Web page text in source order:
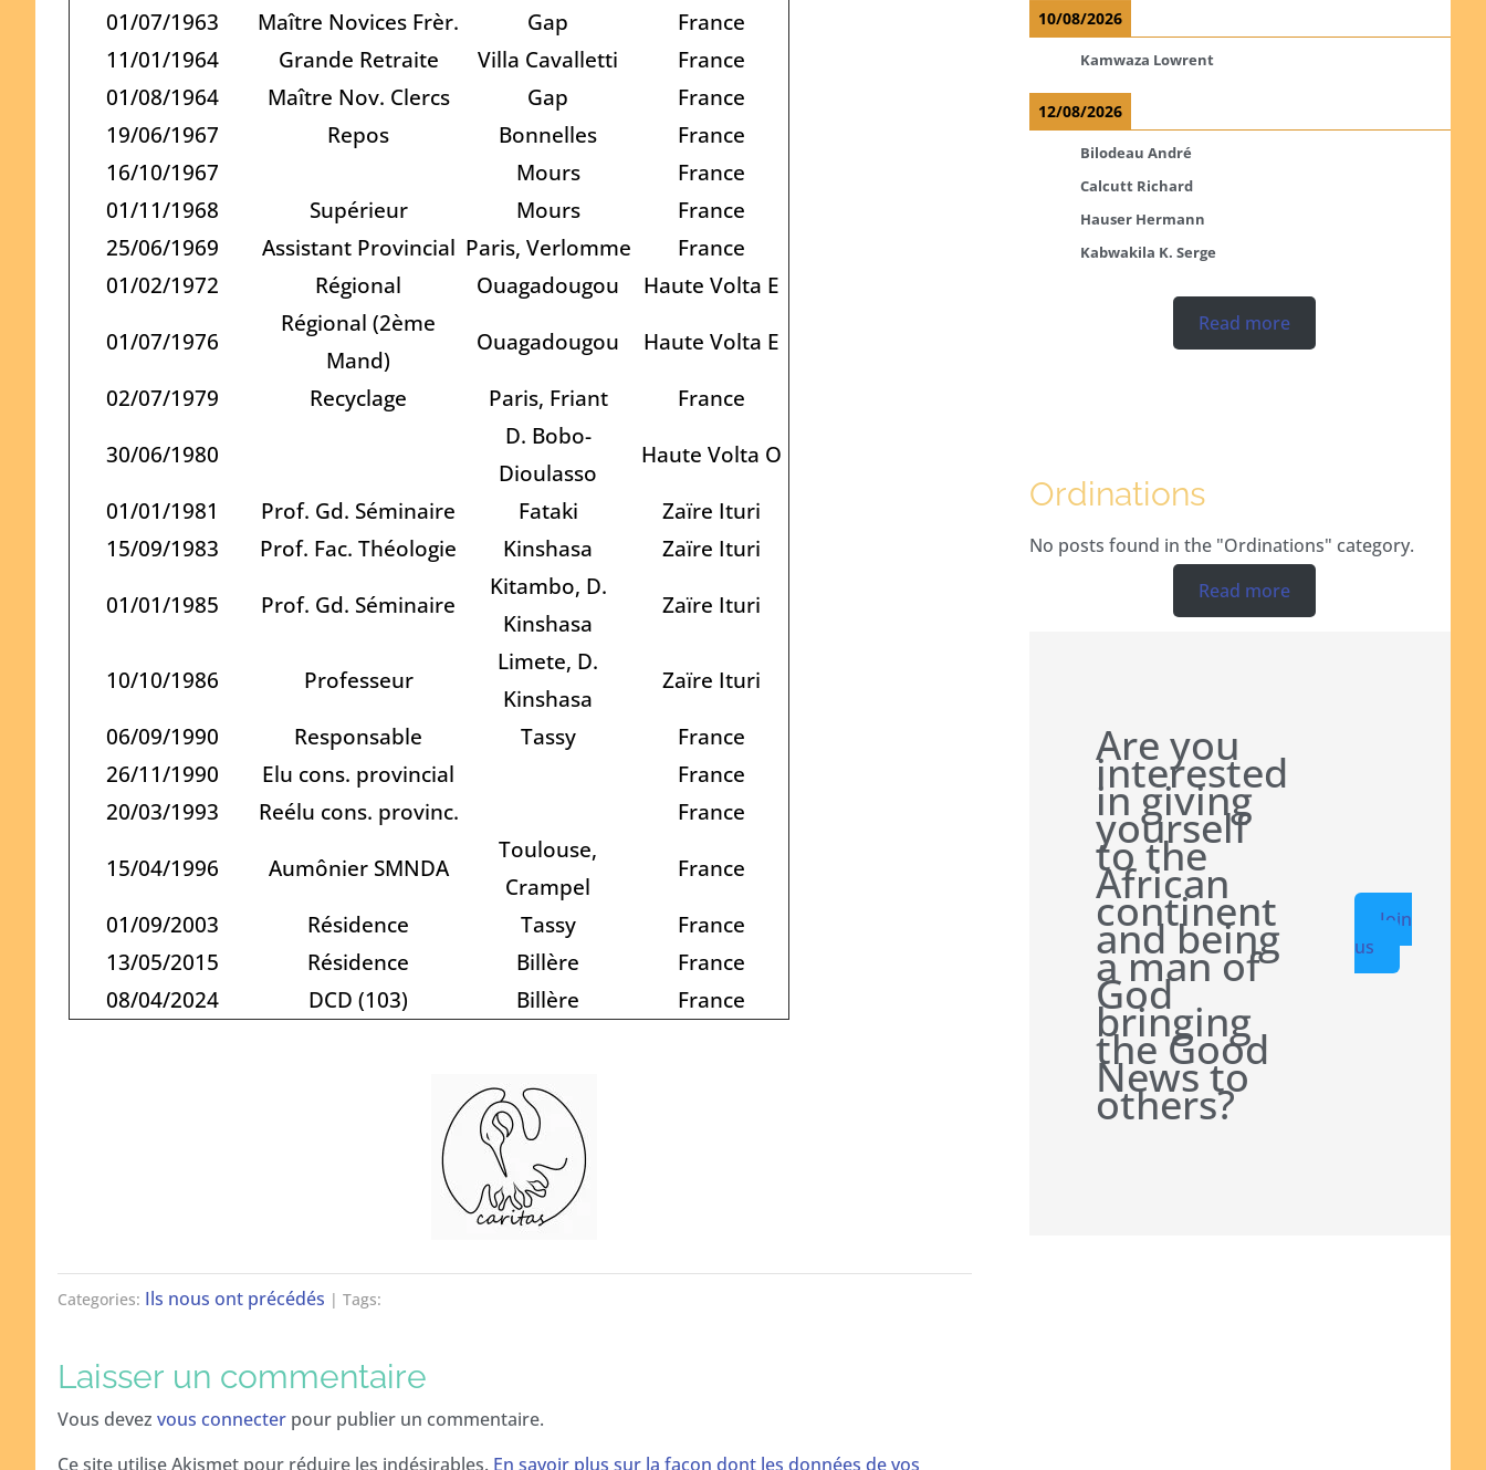
01/07/1963
Maître Novices Frèr. Gap
France
11/01/1964
Grande Retraite Villa Cavalletti
France
01/08/1964
Maître Nov. Clercs Gap
France
19/06/1967
Repos Bonnelles
France
16/10/1967
Mours
France
01/11/1968
Supérieur Mours
France
25/06/1969
Assistant Provincial Paris, Verlomme
France
01/02/1972
Régional Ouagadougou
Haute Volta E
01/07/1976
Régional (2ème
Mand)
Ouagadougou
Haute Volta E
02/07/1979
Recyclage Paris, Friant
France
30/06/1980
D. Bobo-
Dioulasso
Haute Volta O
01/01/1981
Prof. Gd. Séminaire Fataki
Zaïre Ituri
15/09/1983
Prof. Fac. Théologie Kinshasa
Zaïre Ituri
01/01/1985
Prof. Gd. Séminaire
Kitambo, D.
Kinshasa
Zaïre Ituri
10/10/1986 Professeur
Limete, D.
Kinshasa
Zaïre Ituri
06/09/1990
Responsable Tassy
France
26/11/1990
Elu cons. provincial
France
20/03/1993
Reélu cons. provinc.
France
15/04/1996
Aumônier SMNDA
Toulouse,
Crampel
France
01/09/2003
Résidence Tassy
France
13/05/2015
Résidence Billère
France
08/04/2024
DCD (103) Billère France
Categories: Ils nous ont précédés | Tags:
Laisser un commentaire
Vous devez vous connecter pour publier un commentaire.
Ce site utilise Akismet pour réduire les indésirables. En savoir plus sur la façon dont les données de vos
10/08/2026
Kamwaza Lowrent
12/08/2026
Bilodeau André
Calcutt Richard
Hauser Hermann
Kabwakila K. Serge
Read more
Ordinations
No posts found in the "Ordinations" category.
Read more
Are you
interested
in giving
yourself
to the
African
continent
and being
a man of
God
bringing
the Good
News to
others?
Join
us